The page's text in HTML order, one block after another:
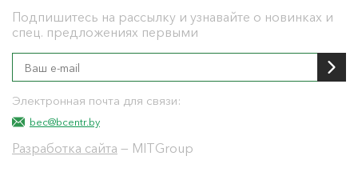
Подпишитесь на рассылку и узнавайте о новинках и
спец. предложениях первыми
Электронная почта для связи:
bec@bcentr.by
Разработка сайта — MITGroup